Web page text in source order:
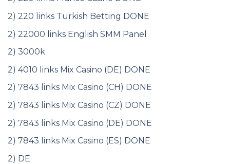
2) 220 links Turkish Betting DONE
2) 22000 links English SMM Panel
2) 3000k
2) 4010 links Mix Casino (DE) DONE
2) 7843 links Mix Casino (CH) DONE
2) 7843 links Mix Casino (CZ) DONE
2) 7843 links Mix Casino (DE) DONE
2) 7843 links Mix Casino (ES) DONE
2) DE